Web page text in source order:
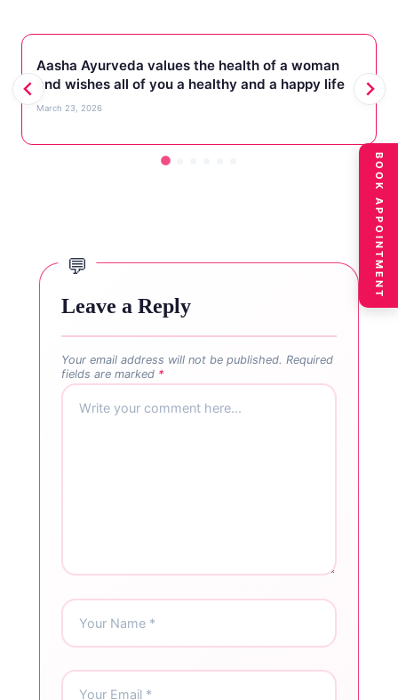
Aasha Ayurveda values the health of a woman
and wishes all of you a healthy and a happy life
March 23, 2026
Leave a Reply
Your email address will not be published. Required
fields are marked *
BOOK APPOINTMENT